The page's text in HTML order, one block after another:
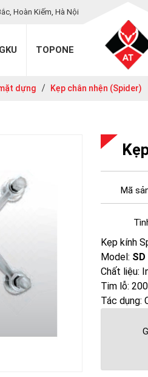
Hoàn Kiếm, Hà Nội
TOPONE
dựng Kẹp chân nhện (Spider)
Mã
Kẹp kính
Model: SD
Chất liệu:
Tim lỗ: 200
Tác dụng: